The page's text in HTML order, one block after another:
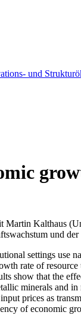
und
Martin Kalthaus
und
settings use
rate of
show that the
minerals and
prices as
of economic